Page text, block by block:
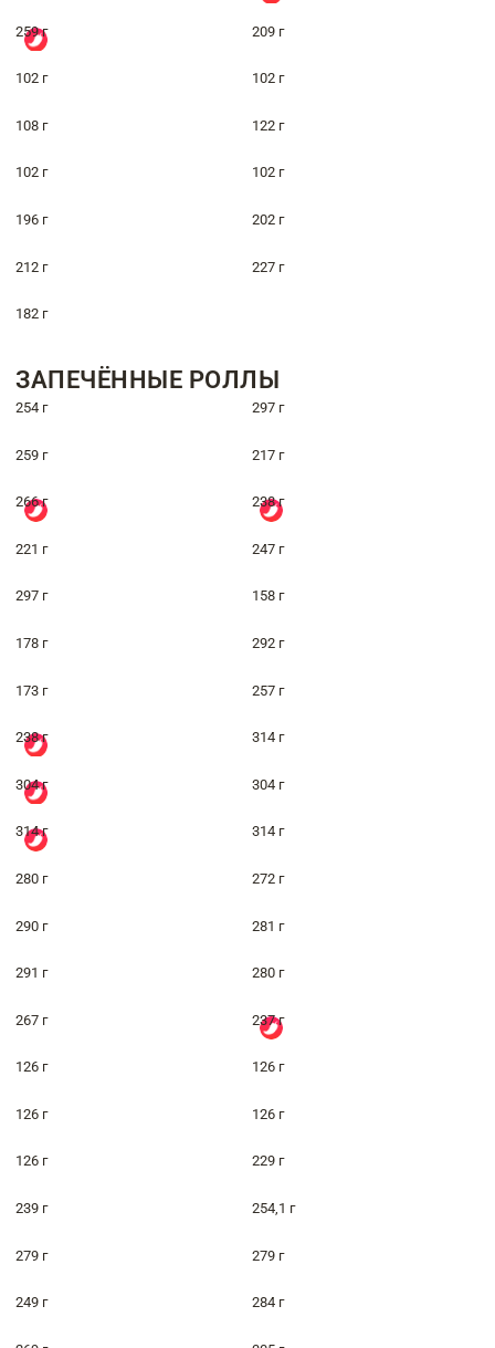
259 г 209 г
102 г 102 г
108 г 122 г
102 г 102 г
196 г 202 г
212 г 227 г
182 г
ЗАПЕЧЁННЫЕ РОЛЛЫ
254 г 297 г
259 г 217 г
266 г 238 г
221 г 247 г
297 г 158 г
178 г 292 г
173 г 257 г
238 г 314 г
304 г 304 г
314 г 314 г
280 г 272 г
290 г 281 г
291 г 280 г
267 г 237 г
126 г 126 г
126 г 126 г
126 г 229 г
239 г 254,1 г
279 г 279 г
249 г 284 г